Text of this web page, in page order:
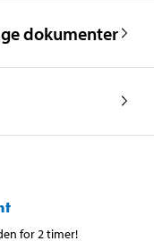
dokumenter
for 2 timer!